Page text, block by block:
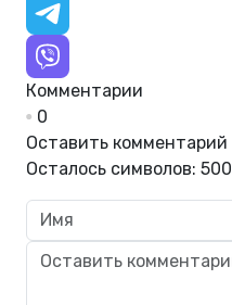
Комментарии
0
Оставить комментарий
Осталось символов: 500